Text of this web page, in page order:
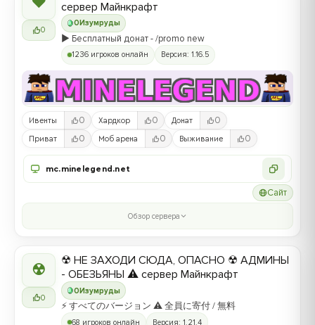
0
0 Изумруды
сервер Майнкрафт
▶️ Бесплатный донат - /promo new
1236 игроков онлайн Версия: 1.16.5
Ивенты 0 Хардкор 0 Донат 0
Приват 0 Моб арена 0 Выживание 0
mc.minelegend.net
Сайт
Обзор сервера
☢
0
0Изумруды
☢ НЕ ЗАХОДИ СЮДА, ОПАСНО ☢ АДМИНЫ
- ОБЕЗЬЯНЫ ⚠ сервер Майнкрафт
⚡ すべてのバージョン ⚠ 全員に寄付 / 無料
68 игроков онлайн Версия: 1.21.4